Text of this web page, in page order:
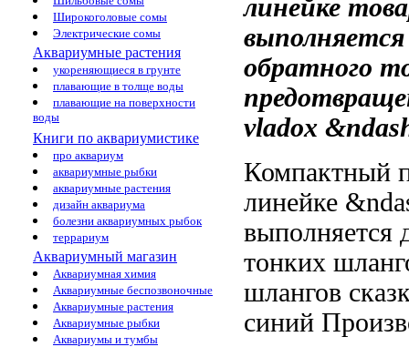
Широкоголовые сомы
Электрические сомы
Аквариумные растения
укореняющиеся в грунте
плавающие в толще воды
плавающие на поверхности
воды
Книги по аквариумистике
про аквариум
аквариумные рыбки
аквариумные растения
дизайн аквариума
болезни аквариумных рыбок
террариум
Аквариумный магазин
Аквариумная химия
Аквариумные беспозвоночные
Аквариумные растения
Аквариумные рыбки
Аквариумы и тумбы
линейке
выполняется
обратного
vladox
Компактный
линейке
выполняется
тонких
шлангов
синий